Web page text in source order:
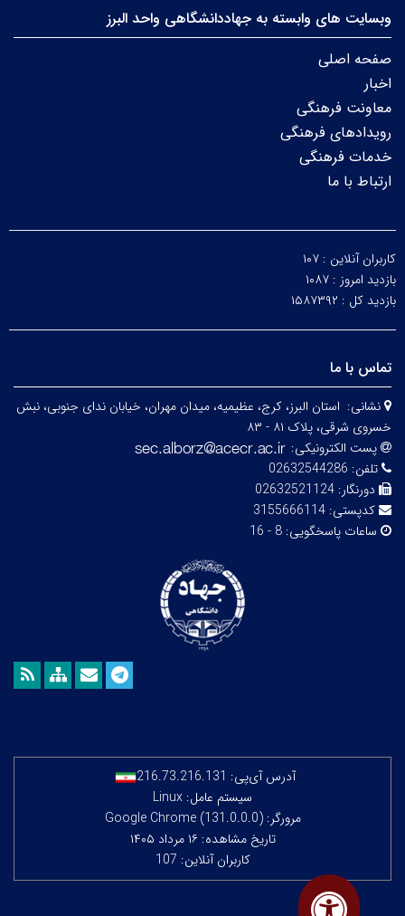
وبسایت های وابسته به جهاددانشگاهی واحد البرز
صفحه اصلی
اخبار
معاونت فرهنگی
رویدادهای فرهنگی
خدمات فرهنگی
ارتباط با ما
کاربران آنلاین : ۱۰۷
بازدید امروز : ۱۰۸۷
بازدید کل : ۱۵۸۷۳۹۲
تماس با ما
نشانی: استان البرز، کرج، عظیمیه، میدان مهران، خیابان ندای جنوبی، نبش
خسروی شرقی، پلاک ۸۱ - ۸۳
پست الکترونیکی:
تلفن: 02632544286
دورنگار: 02632521124
کدپستی: 3155666114
ساعات پاسخگویی: 8 - 16
آدرس آی‌پی: 216.73.216.131
سیستم عامل: Linux
مرورگر: Google Chrome (131.0.0.0)
تاریخ مشاهده: ۱۶ مرداد ۱۴۰۵
کاربران آنلاین: 107